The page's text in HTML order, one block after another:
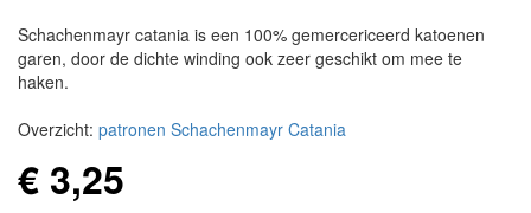
Schachenmayr catania is een 100% gemercericeerd katoenen
garen, door de dichte winding ook zeer geschikt om mee te
haken.
Overzicht: patronen Schachenmayr Catania
€ 3,25